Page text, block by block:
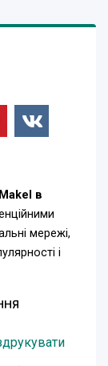
в
мережі,
і